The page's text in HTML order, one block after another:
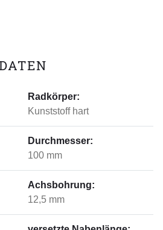
Radkörper:
Kunststoff hart
Durchmesser:
100 mm
Achsbohrung:
12,5 mm